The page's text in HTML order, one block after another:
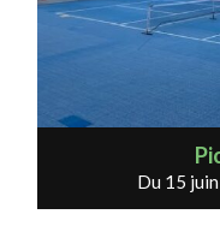
Du 15